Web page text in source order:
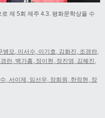
제 5회 제주 4.3. 평화문학상을 수
모, 이서수, 이기호, 김화진, 조경란,
란, 백가흠, 정이현, 정진영, 김혜진,
, 서이제, 임선우, 장희원, 한정현, 장